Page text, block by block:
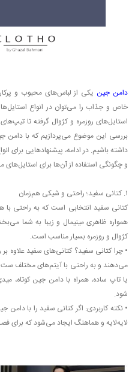
دامن جین یکی از لباس‌های محبوب و
خاص و جذاب را می‌توان در انواع
استایل‌های روزمره و کژوال گرفته تا
بررسی این موضوع می‌پردازیم که با دامن
داشته باشیم. در ادامه، پیشنهادهایی
و چگونگی استفاده از آن‌ها برای استایل‌های
۱. کتانی سفید؛ راحتی و شیکی هم‌زمان
کتانی سفید انتخابی است که به راحتی
همواره ظاهری مینیمال و زیبا به شما
کژوال و روزمره بسیار مناسب است.
• چرا کتانی سفید؟ کتانی‌های سفید علاوه بر
می‌دهند و به راحتی با آیتم‌های مختلف
یا تاپ ساده، همراه با دامن جین کوتاه،
شود.
• نکته کاربردی: اگر کتانی سفید را با
لایه‌لایه و هماهنگ ایجاد می‌شود که برای